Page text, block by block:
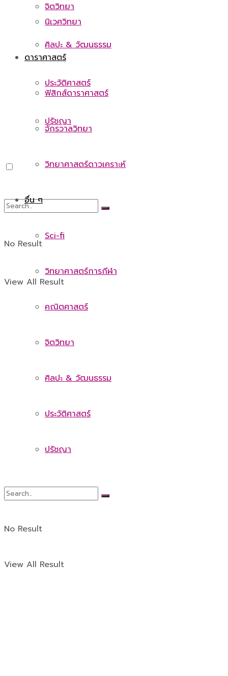
จิตวิทยา
ศิลปะ & วัฒนธรรม
ประวัติศาสตร์
ปรัชญา
No Result
View All Result
นิเวศวิทยา
ดาราศาสตร์
ฟิสิกส์ดาราศาสตร์
จักรวาลวิทยา
วิทยาศาสตร์ดาวเคราะห์
อื่น ๆ
Sci-fi
วิทยาศาสตร์การกีฬา
คณิตศาสตร์
จิตวิทยา
ศิลปะ & วัฒนธรรม
ประวัติศาสตร์
ปรัชญา
No Result
View All Result